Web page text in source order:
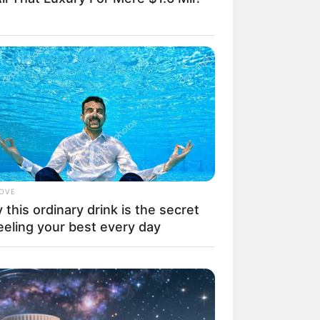
10 Potret Makanan Gagal
yang Bikin Kamu
Selera
Manekin Anti
yang Konyol
this ordinary drink is the secret
your best every day